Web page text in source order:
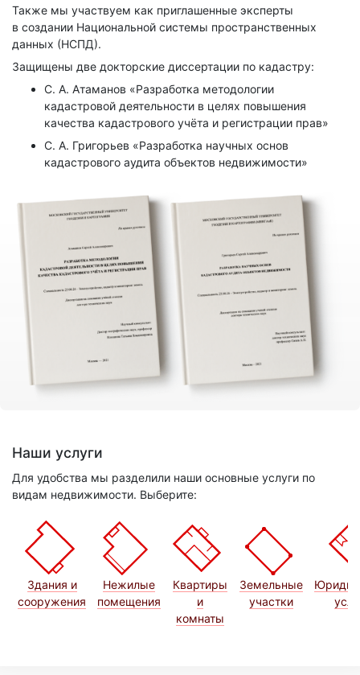
Также мы участвуем как приглашенные эксперты
в создании Национальной системы пространственных
данных (НСПД).
Защищены две докторские диссертации по кадастру:
С. А. Атаманов «Разработка методологии
кадастровой деятельности в целях повышения
качества кадастрового учёта и регистрации прав»
С. А. Григорьев «Разработка научных основ
кадастрового аудита объектов недвижимости»
Наши услуги
Для удобства мы разделили наши основные услуги по
видам недвижимости. Выберите:
Здания и
сооружения
Нежилые
помещения
Квартиры
и
комнаты
Земельные
участки